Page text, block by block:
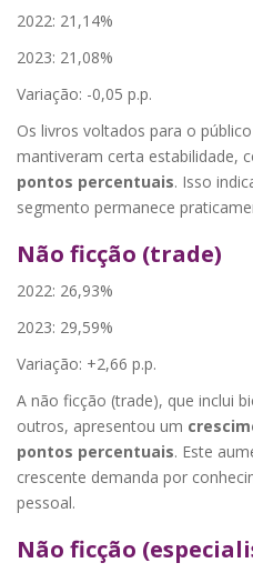
2022: 21,14%
2023: 21,08%
Variação: -0,05 p.p.
Os livros voltados para o
mantiveram certa estabilidade,
pontos percentuais. Isso
segmento permanece
Não ficção (trade)
2022: 26,93%
2023: 29,59%
Variação: +2,66 p.p.
A não ficção (trade), que inclui
outros, apresentou um
pontos percentuais. Este
crescente demanda por
pessoal.
Não ficção